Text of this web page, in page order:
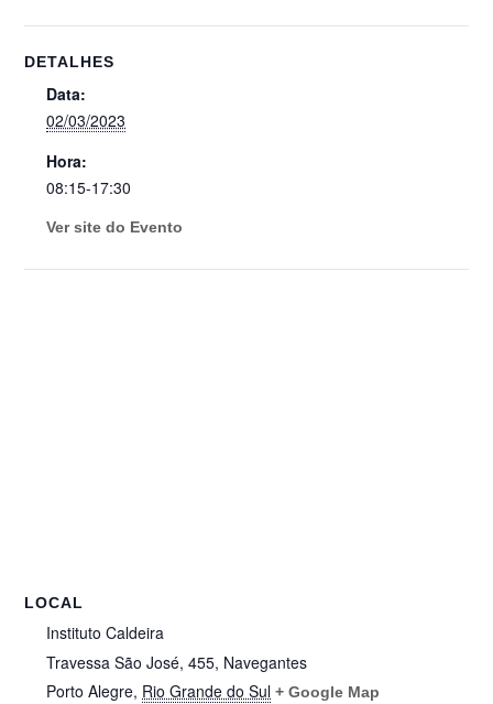
DETALHES
Data:
02/03/2023
Hora:
08:15-17:30
Ver site do Evento
LOCAL
Instituto Caldeira
Travessa São José, 455, Navegantes
Porto Alegre, Rio Grande do Sul + Google Map